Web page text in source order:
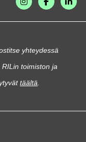
yhteydessä
RILin toimiston ja
täältä